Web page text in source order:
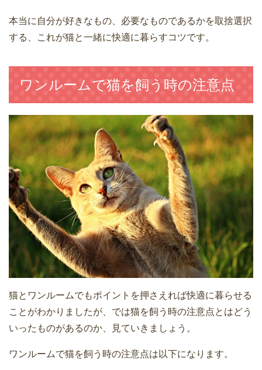
本当に自分が好きなもの、必要なものであるかを取捨選択
する、これが猫と一緒に快適に暮らすコツです。
ワンルームで猫を飼う時の注意点
猫とワンルームでもポイントを押さえれば快適に暮らせる
ことがわかりましたが、では猫を飼う時の注意点とはどう
いったものがあるのか、見ていきましょう。
ワンルームで猫を飼う時の注意点は以下になります。